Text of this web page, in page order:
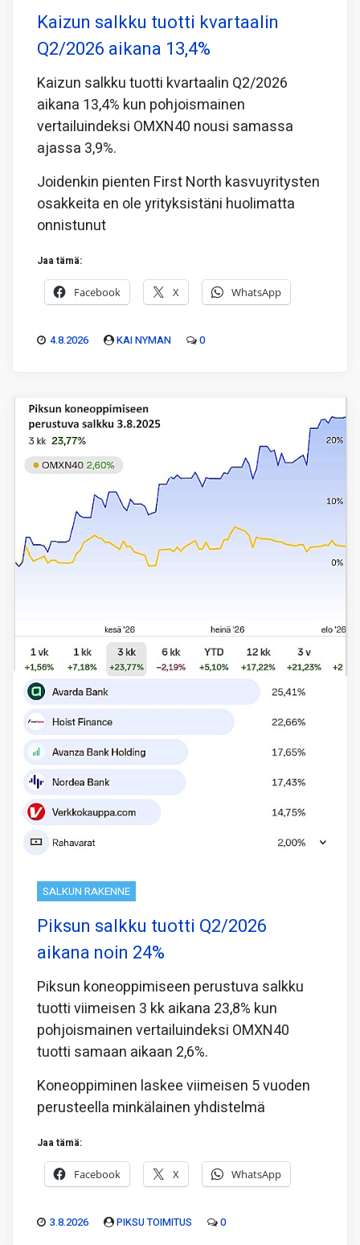
Kaizun salkku tuotti kvartaalin
Q2/2026 aikana 13,4%
Kaizun salkku tuotti kvartaalin Q2/2026
aikana 13,4% kun pohjoismainen
vertailuindeksi OMXN40 nousi samassa
ajassa 3,9%.
Joidenkin pienten First North kasvuyritysten
osakkeita en ole yrityksistäni huolimatta
onnistunut
Jaa tämä:
Facebook X WhatsApp
4.8.2026 KAI NYMAN 0
SALKUN RAKENNE
Piksun salkku tuotti Q2/2026
aikana noin 24%
Piksun koneoppimiseen perustuva salkku
tuotti viimeisen 3 kk aikana 23,8% kun
pohjoismainen vertailuindeksi OMXN40
tuotti samaan aikaan 2,6%.
Koneoppiminen laskee viimeisen 5 vuoden
perusteella minkälainen yhdistelmä
Jaa tämä:
Facebook X WhatsApp
3.8.2026 PIKSU TOIMITUS 0